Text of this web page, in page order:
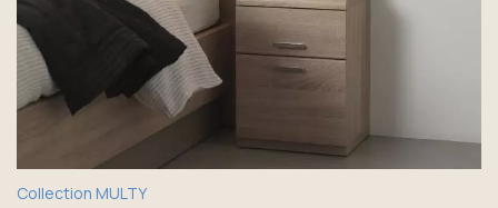
Collection MULTY